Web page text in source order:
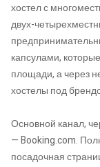
хостел с
двух-
капсулами,
площади, а через
хостелы под
Основной канал,
— Booking.com.
посадочная